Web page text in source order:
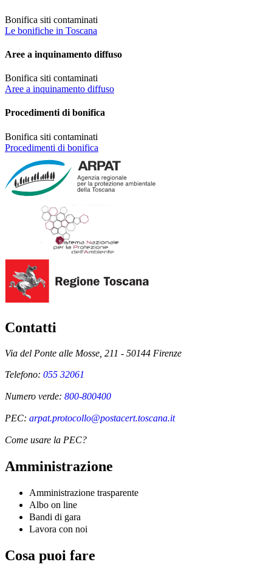
Bonifica siti contaminati
Le bonifiche in Toscana
Aree a inquinamento diffuso
Bonifica siti contaminati
Aree a inquinamento diffuso
Procedimenti di bonifica
Bonifica siti contaminati
Procedimenti di bonifica
Contatti
Via del Ponte alle Mosse, 211 - 50144 Firenze
Telefono: 055 32061
Numero verde: 800-800400
PEC: arpat.protocollo@postacert.toscana.it
Come usare la PEC?
Amministrazione
Amministrazione trasparente
Albo on line
Bandi di gara
Lavora con noi
Cosa puoi fare